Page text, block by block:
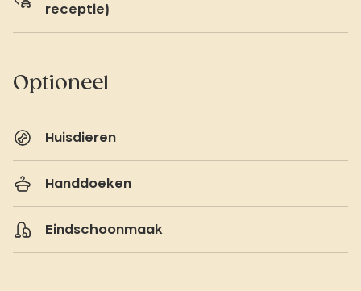
receptie)
Optioneel
Huisdieren
Handdoeken
Eindschoonmaak